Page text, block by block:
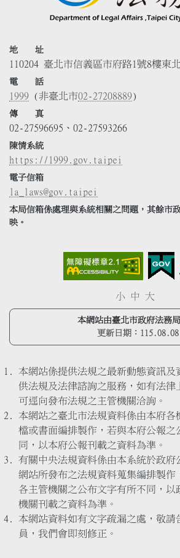
地 址
110204 臺北市信義區市府路1號8樓東
電 話
1999 (非臺北市02-27208889)
傳 真
02-27596695、02-27593266
陳情系統
https://1999.gov.taipei
電子信箱
la_laws@gov.taipei
本局信箱係處理與系統相關之問題，其餘市
映。
小 中 大
本網站由臺北市政府法務
更新日期： 115.08.08
本網站係提供法規之最新動態資訊及
供法規及法律諮詢之服務，如有法律
可逕向發布法規之主管機關洽詢。
本網站之臺北市法規資料係由本府各
檔或書面編排製作，若與本府公報之
同，以本府公報刊載之資料為準。
有關中央法規資料係由本系統於政府
網站所發布之法規資料蒐集編排製作
各主管機關之公布文字有所不同，以
機關刊載之資料為準。
本網站資料如有文字疏漏之處，敬請
員，我們會即刻修正。